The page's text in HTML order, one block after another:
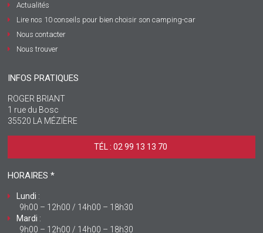
Actualités
Lire nos 10 conseils pour bien choisir son camping-car
Nous contacter
Nous trouver
INFOS PRATIQUES
ROGER BRIANT
1 rue du Bosc
35520 LA MÉZIÈRE
TÉL : 02 99 13 13 70 ‎
HORAIRES *
Lundi :
9h00 – 12h00 / 14h00 – 18h30
Mardi :
9h00 – 12h00 / 14h00 – 18h30